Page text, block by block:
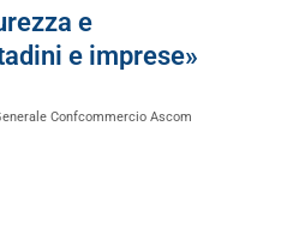
e
e imprese»
Confcommercio Ascom